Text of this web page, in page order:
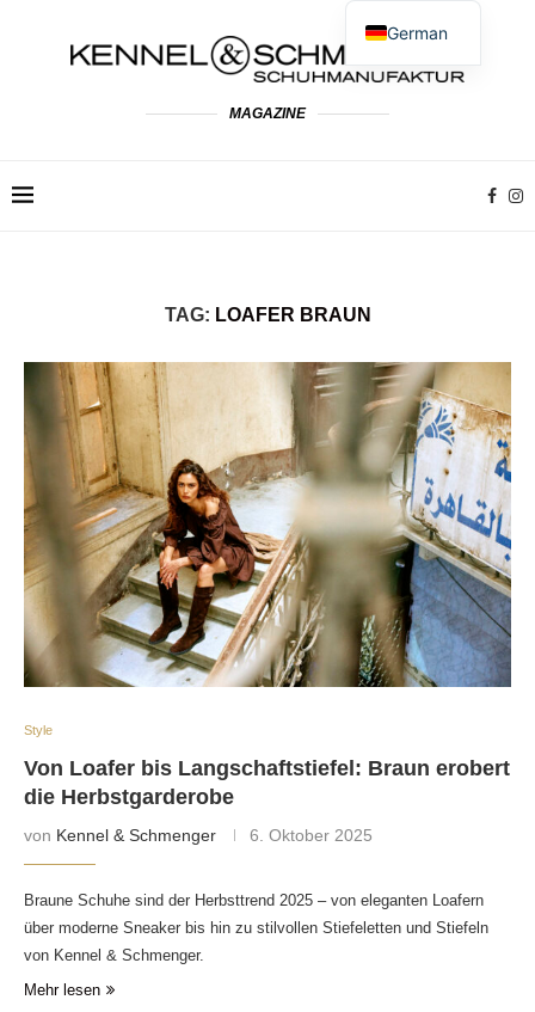
MAGAZINE
TAG: LOAFER BRAUN
Style
Von Loafer bis Langschaftstiefel: Braun erobert
die Herbstgarderobe
von Kennel & Schmenger 6. Oktober 2025
Braune Schuhe sind der Herbsttrend 2025 – von eleganten Loafern
über moderne Sneaker bis hin zu stilvollen Stiefeletten und Stiefeln
von Kennel & Schmenger.
Mehr lesen
German
English
Spanish